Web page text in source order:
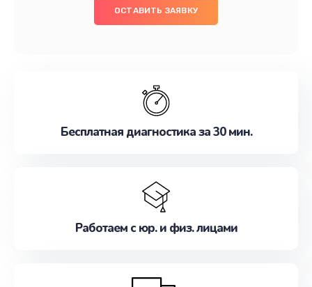
ОСТАВИТЬ ЗАЯВКУ
Бесплатная диагностика за 30 мин.
Работаем с юр. и физ. лицами